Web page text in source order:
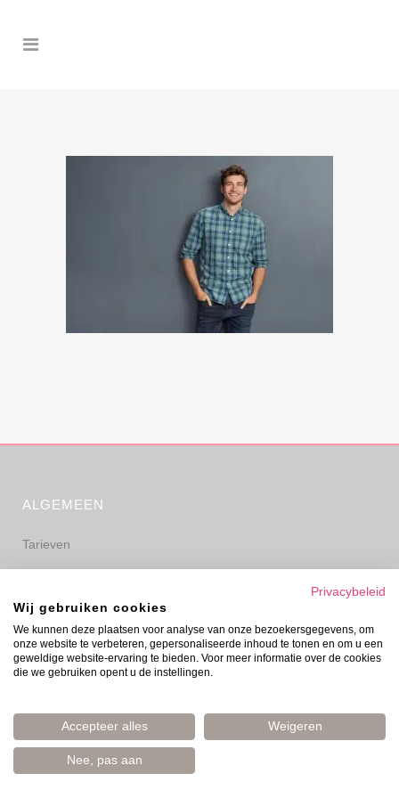
ALGEMEEN
Tarieven
Privacyverklaring
Disclaimer
Privacybeleid
Wij gebruiken cookies
We kunnen deze plaatsen voor analyse van onze bezoekersgegevens, om
onze website te verbeteren, gepersonaliseerde inhoud te tonen en om u een
geweldige website-ervaring te bieden. Voor meer informatie over de cookies
die we gebruiken opent u de instellingen.
Accepteer alles Weigeren
Nee, pas aan